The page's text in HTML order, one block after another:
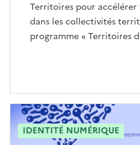
Territoires pour
dans les collectivités
programme « Territoires
IDENTITÉ NUMÉRIQUE